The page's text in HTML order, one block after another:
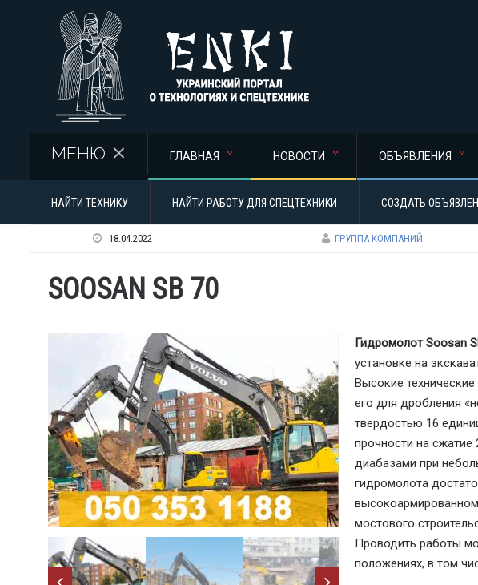
МЕНЮ ГЛАВНАЯ НОВОСТИ ОБЪЯВЛЕНИЯ
НАЙТИ ТЕХНИКУ НАЙТИ РАБОТУ ДЛЯ СПЕЦТЕХНИКИ СОЗДАТЬ
18.04.2022 ГРУППА КОМПАНИЙ
SOOSAN SB 70
Гидромолот Soosan
установке на
Высокие
его для дробления
твердостью 16
прочности на сжатие
диабазами при
гидромолота
мостового
Проводить работы
положениях, в том